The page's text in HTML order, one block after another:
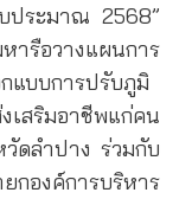
ประมาณ 2568”
รือวางแผนการ
แบบการปรับภูมิ
เสริมอาชีพแก่คน
ดลำปาง ร่วมกับ
องค์การบริหาร